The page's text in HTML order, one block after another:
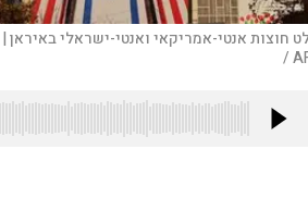
חוצות אנטי-אמריקאי ואנטי-ישראלי באיראן |
/